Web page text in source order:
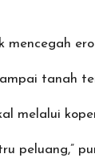
tanah
melalui
peluang,”